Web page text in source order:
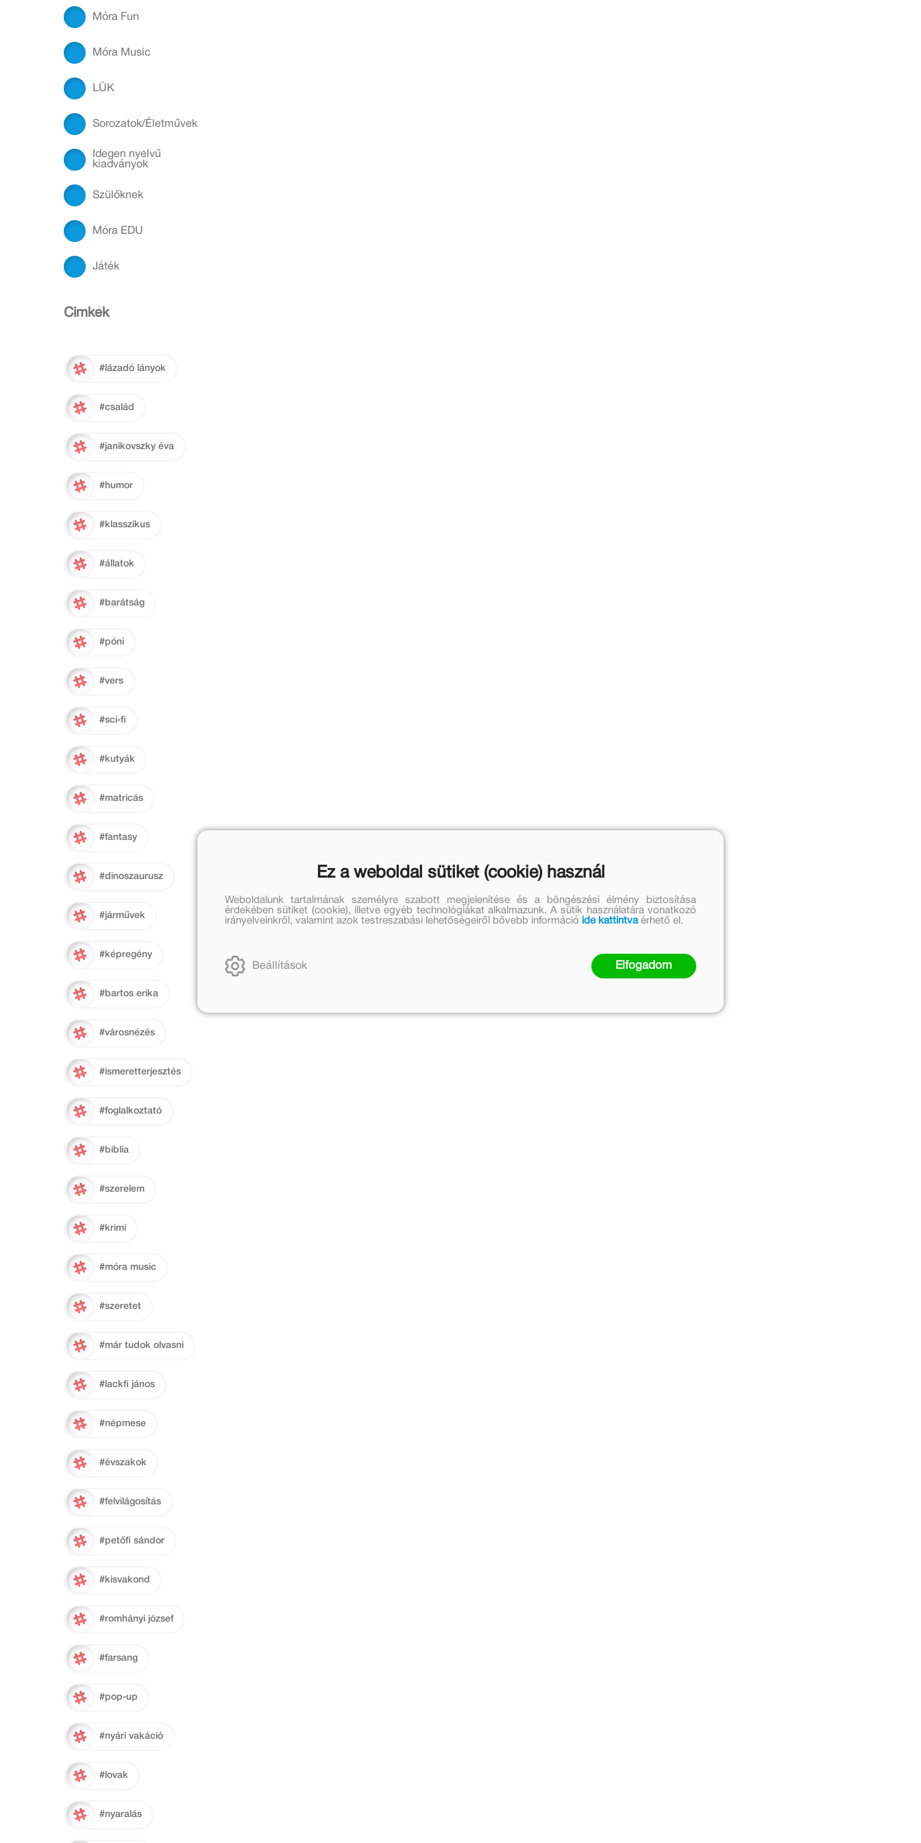
Móra Fun
Móra Music
LÜK
Sorozatok/Életművek
Idegen nyelvű
kiadványok
Szülőknek
Móra EDU
Játék
Cimkék
#lázadó lányok
#család
#janikovszky éva
#humor
#klasszikus
#állatok
#barátság
#póni
#vers
#sci-fi
#kutyák
#matricás
#fantasy
#dinoszaurusz
#járművek
#képregény
#bartos erika
#városnézés
#ismeretterjesztés
#foglalkoztató
#biblia
#szerelem
#krimi
#móra music
#szeretet
#már tudok olvasni
#lackfi jános
#népmese
#évszakok
#felvilágosítás
#petőfi sándor
#kisvakond
#romhányi józsef
#farsang
#pop-up
#nyári vakáció
#lovak
#nyaralás
Ez a weboldal sütiket (cookie) használ
Weboldalunk tartalmának személyre szabott megjelenítése és a böngészési élmény biztosítása
érdekében sütiket (cookie), illetve egyéb technológiákat alkalmazunk. A sütik használatára vonatkozó
irányelveinkről, valamint azok testreszabási lehetőségeiről bővebb információ ide kattintvaérhető el.
Beállítások Elfogadom